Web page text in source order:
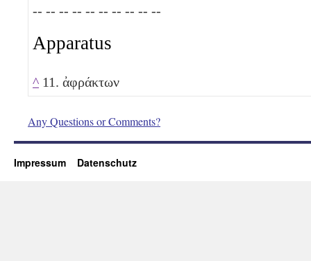
-- -- -- -- -- -- -- -- -- --
Apparatus
^ 11. ἀφράκτων
Any Questions or Comments?
Impressum Datenschutz